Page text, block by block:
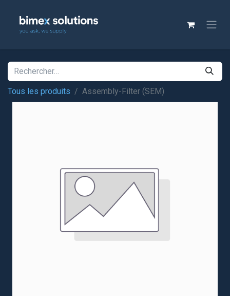
Tous les produits Assembly-Filter (SEM)